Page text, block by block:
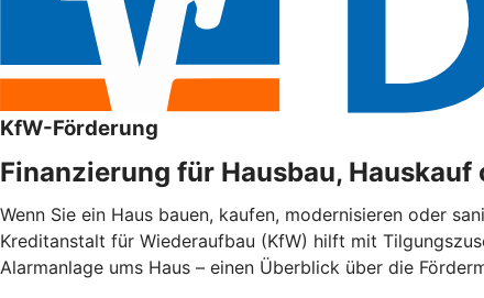
KfW-Förderung
Finanzierung für Hausbau, Hauskauf
Wenn Sie ein Haus bauen, kaufen, modernisieren oder
Kreditanstalt für Wiederaufbau (KfW) hilft mit
Alarmanlage ums Haus – einen Überblick über die